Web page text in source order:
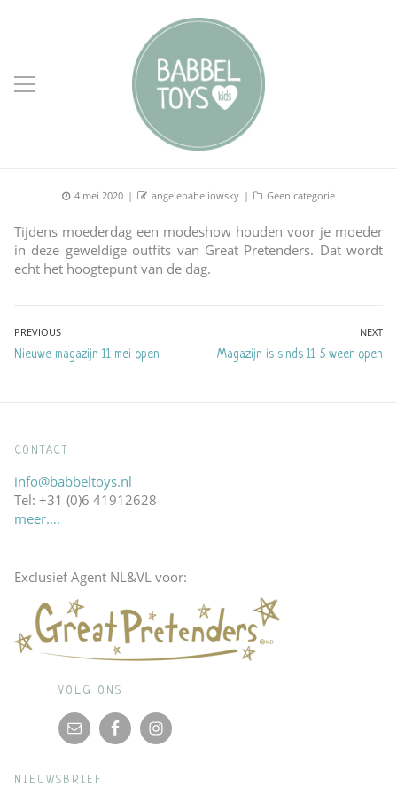
Posted
4 mei 2020 Author
angelebabeliowsky Categories
Geen categorie
Tijdens moederdag een modeshow houden voor je moeder
in deze geweldige outfits van Great Pretenders. Dat wordt
echt het hoogtepunt van de dag.
Bericht
navigatie
PREVIOUS
Previous
Nieuwe magazijn 11 mei open
NEXT
Next
Magazijn is sinds 11-5 weer open
CONTACT
info@babbeltoys.nl
Tel: +31 (0)6 41912628
meer….
Exclusief Agent NL&VL voor:
VOLG ONS
NIEUWSBRIEF